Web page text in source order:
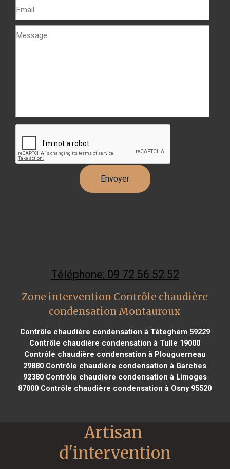
Téléphone: 09 72 56 52 52
Zone intervention Contrôle chaudière
condensation Montauroux
Contrôle chaudière condensation à Téteghem 59229
Contrôle chaudière condensation à Tulle 19000
Contrôle chaudière condensation à Plouguerneau
29880 Contrôle chaudière condensation à Garches
92380Contrôle chaudière condensation à Limoges
87000 Contrôle chaudière condensation à Osny 95520
Artisan
d'intervention